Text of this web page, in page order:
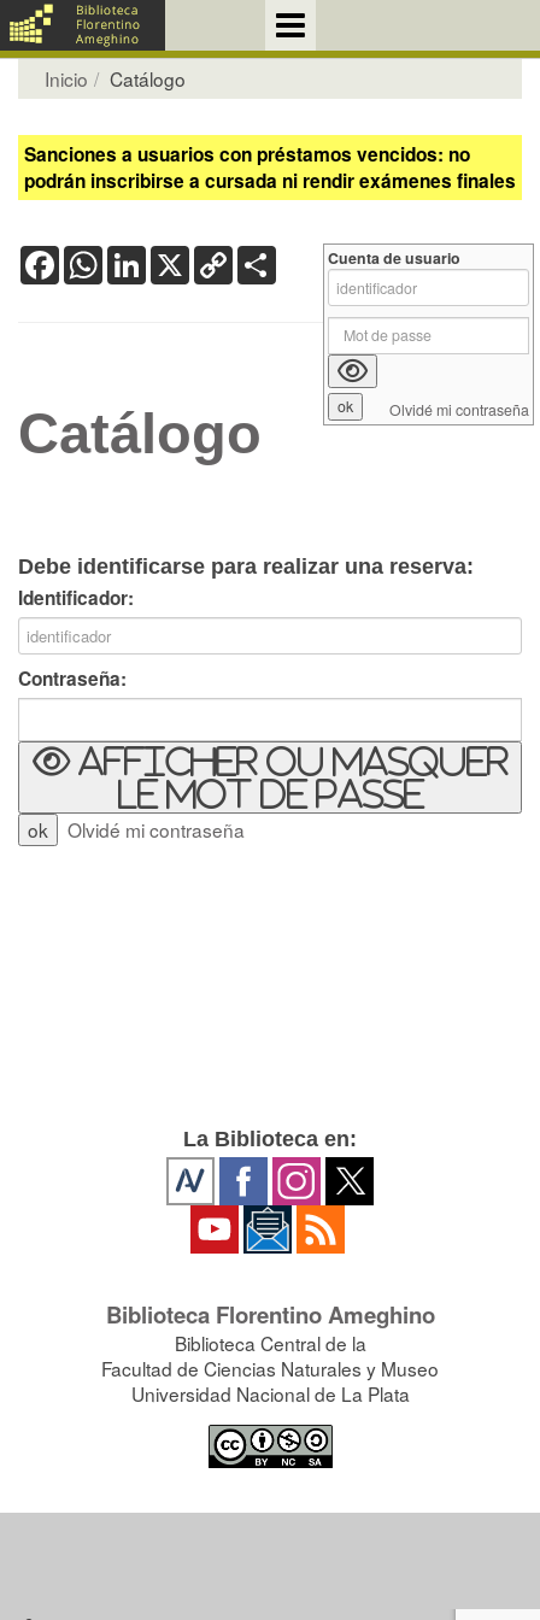
Inicio Catálogo
Sanciones a usuarios con préstamos vencidos: no
podrán inscribirse a cursada ni rendir exámenes finales
FacebookWhatsApp
LinkedIn
X Copy
Link
Catálogo
Debe identificarse para realizar una reserva:
Identificador:
Contraseña:
Afficher ou masquer
le mot de passe
Olvidé mi contraseña
Cuenta de usuario
Olvidé mi contraseña
La Biblioteca en:
Biblioteca Florentino Ameghino
Biblioteca Central de la
Facultad de Ciencias Naturales y Museo
Universidad Nacional de La Plata